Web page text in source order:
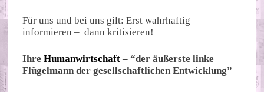
Für uns und bei uns gilt: Erst wahrhaftig
informieren – dann kritisieren!
IhreHumanwirtschaft – “der äußerste linke
Flügelmann der gesellschaftlichen Entwicklung”